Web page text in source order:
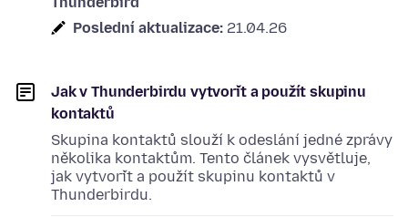
Poslední aktualizace: 21.04.26
Jak v Thunderbirdu vytvořit a použít skupinu
kontaktů
Skupina kontaktů slouží k odeslání jedné zprávy
několika kontaktům. Tento článek vysvětluje,
jak vytvořit a použít skupinu kontaktů v
Thunderbirdu.